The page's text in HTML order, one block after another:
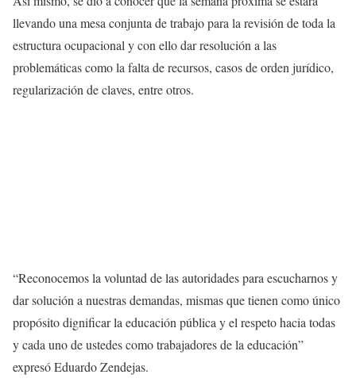
llevando una mesa conjunta de trabajo para la revisión de toda la
estructura ocupacional y con ello dar resolución a las
problemáticas como la falta de recursos, casos de orden jurídico,
regularización de claves, entre otros.
“Reconocemos la voluntad de las autoridades para escucharnos y
dar solución a nuestras demandas, mismas que tienen como único
propósito dignificar la educación pública y el respeto hacia todas
y cada uno de ustedes como trabajadores de la educación”
expresó Eduardo Zendejas.